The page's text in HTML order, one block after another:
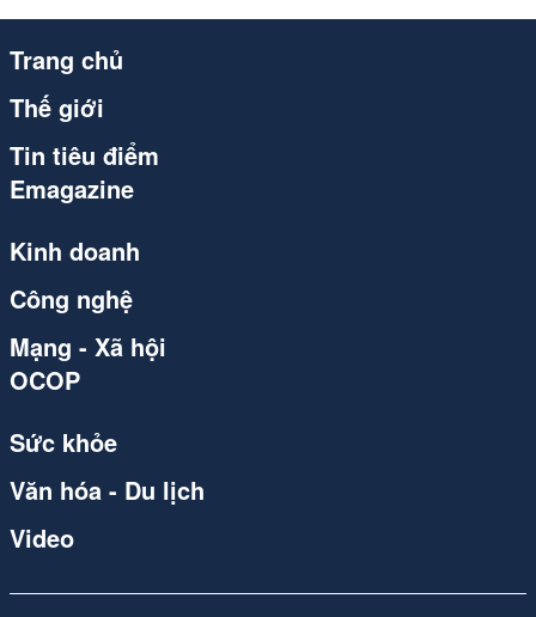
congthuong.vn (1)
congthuong.vn (1)
Spider (1)
congthuong.vn (1)
Spider (1)
congthuong.vn (1)
Spider
Spider
Spider
Spider
Spider (1)
qdnd.vn
Trang chủ
Thế giới
Tin tiêu điểm
Emagazine
Kinh doanh
Công nghệ
Mạng - Xã hội
OCOP
Sức khỏe
Văn hóa - Du lịch
Video